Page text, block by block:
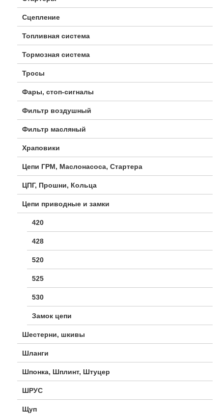
Сцепление
Топливная система
Тормозная система
Тросы
Фары, стоп-сигналы
Фильтр воздушный
Фильтр масляный
Храповики
Цепи ГРМ, Маслонасоса, Стартера
ЦПГ, Прошни, Кольца
Цепи приводные и замки
420
428
520
525
530
Замок цепи
Шестерни, шкивы
Шланги
Шпонка, Шплинт, Штуцер
ШРУС
Щуп